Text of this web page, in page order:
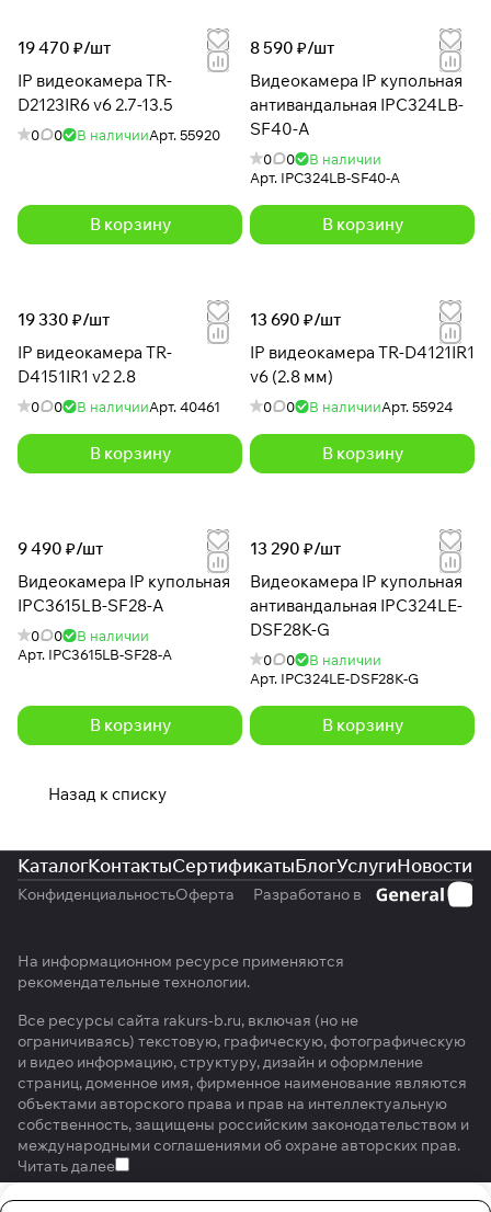
19 470 ₽/шт
IP видеокамера TR-
D2123IR6 v6 2.7-13.5
0 0 В наличииАрт.55920
В корзину
8 590 ₽/шт
Видеокамера IP купольная
антивандальная IPC324LB-
SF40-A
0 0
В наличии
Арт. IPC324LB-SF40-A
В корзину
19 330 ₽/шт
IP видеокамера TR-
D4151IR1 v2 2.8
0 0 В наличииАрт.40461
В корзину
13 690 ₽/шт
IP видеокамера TR-D4121IR1
v6 (2.8 мм)
0 0 В наличииАрт.55924
В корзину
9 490 ₽/шт
Видеокамера IP купольная
IPC3615LB-SF28-A
0 0
В наличии
Арт. IPC3615LB-SF28-A
В корзину
13 290 ₽/шт
Видеокамера IP купольная
антивандальная IPC324LE-
DSF28K-G
0 0
В наличии
Арт. IPC324LE-DSF28K-G
В корзину
Назад к списку
КаталогКонтактыСертификатыБлогУслугиНовости
КонфиденциальностьОферта Разработано в
На информационном ресурсе применяются
рекомендательные технологии.
Все ресурсы сайта rakurs-b.ru, включая (но не
ограничиваясь) текстовую, графическую, фотографическую
и видео информацию, структуру, дизайн и оформление
страниц, доменное имя, фирменное наименование являются
объектами авторского права и прав на интеллектуальную
собственность, защищены российским законодательством и
международными соглашениями об охране авторских прав.
Читать далее